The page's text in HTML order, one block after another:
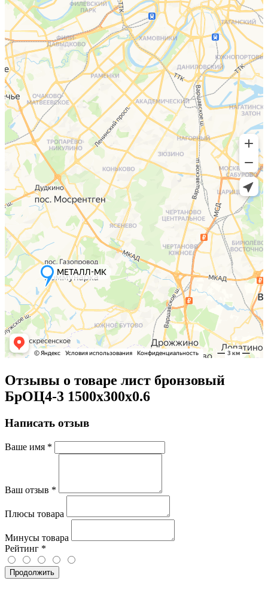
Отзывы о товаре лист бронзовый
БрОЦ4-3 1500х300х0.6
Написать отзыв
Ваше имя *
Ваш отзыв *
Плюсы товара
Минусы товара
Рейтинг *
Продолжить